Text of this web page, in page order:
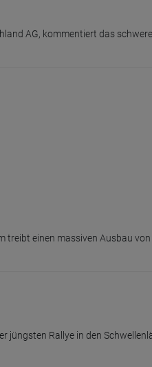
AG, kommentiert das
treibt einen massiven Ausbau
Rallye in den